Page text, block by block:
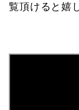
覧頂けると嬉